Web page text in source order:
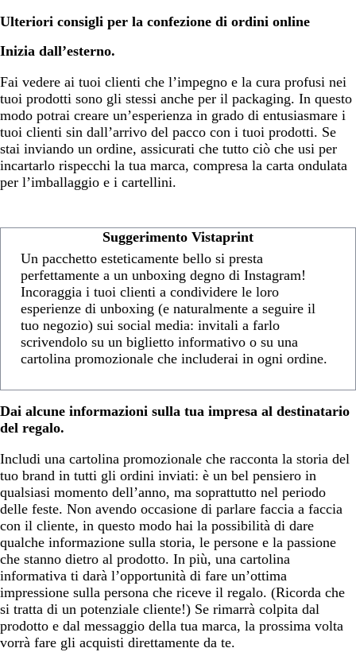
Ulteriori consigli per la confezione di ordini online
Inizia dall’esterno.
Fai vedere ai tuoi clienti che l’impegno e la cura profusi nei
tuoi prodotti sono gli stessi anche per il packaging. In questo
modo potrai creare un’esperienza in grado di entusiasmare i
tuoi clienti sin dall’arrivo del pacco con i tuoi prodotti. Se
stai inviando un ordine, assicurati che tutto ciò che usi per
incartarlo rispecchi la tua marca, compresa la carta ondulata
per l’imballaggio e i cartellini.
Suggerimento Vistaprint
Un pacchetto esteticamente bello si presta
perfettamente a un unboxing degno di Instagram!
Incoraggia i tuoi clienti a condividere le loro
esperienze di unboxing (e naturalmente a seguire il
tuo negozio) sui social media: invitali a farlo
scrivendolo su un biglietto informativo o su una
cartolina promozionale che includerai in ogni ordine.
Dai alcune informazioni sulla tua impresa al destinatario
del regalo.
Includi una cartolina promozionale che racconta la storia del
tuo brand in tutti gli ordini inviati: è un bel pensiero in
qualsiasi momento dell’anno, ma soprattutto nel periodo
delle feste. Non avendo occasione di parlare faccia a faccia
con il cliente, in questo modo hai la possibilità di dare
qualche informazione sulla storia, le persone e la passione
che stanno dietro al prodotto. In più, una cartolina
informativa ti darà l’opportunità di fare un’ottima
impressione sulla persona che riceve il regalo. (Ricorda che
si tratta di un potenziale cliente!) Se rimarrà colpita dal
prodotto e dal messaggio della tua marca, la prossima volta
vorrà fare gli acquisti direttamente da te.